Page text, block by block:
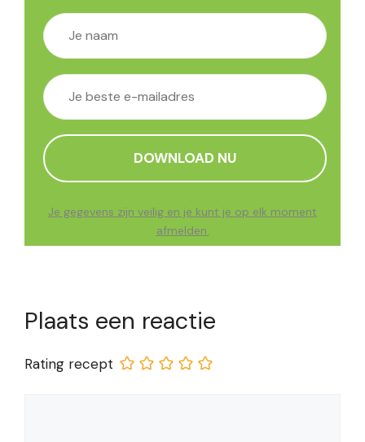
Je gegevens zijn veilig en je kunt je op elk moment
afmelden.
Plaats een reactie
Rating recept